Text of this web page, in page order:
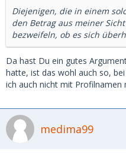
Diejenigen, die in einem
den Betrag aus meiner
bezweifeln, ob es sich
Da hast Du ein gutes
hatte, ist das wohl auch so,
ich auch nicht mit Profilnamen
medima99